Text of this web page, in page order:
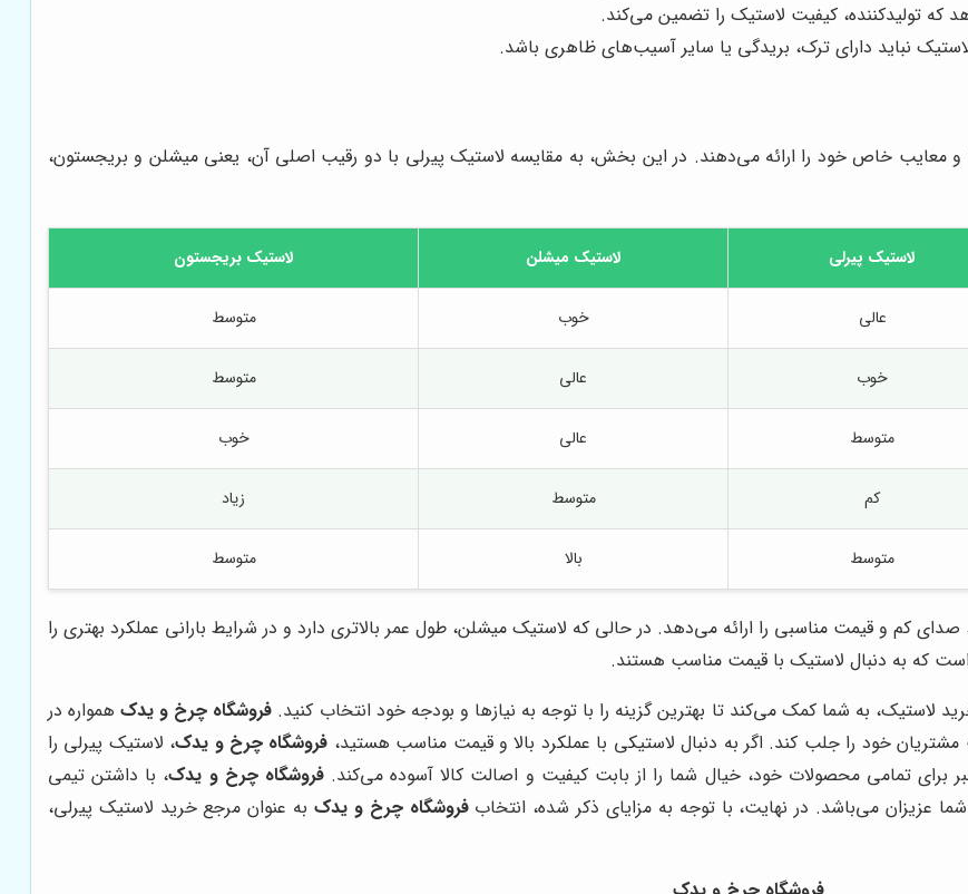
که تولیدکننده، کیفیت لاستیک را تضمین می‌کند.
نباید دارای ترک، بریدگی یا سایر آسیب‌های ظاهری باشد.
و معایب خاص خود را ارائه می‌دهند. در این بخش، به مقایسه لاستیک پیرلی با دو رقیب اصلی آن، یعنی میشلن و بریجستون،
لاستیک پیرلی لاستیک میشلن لاستیک بریجستون
عالی خوب متوسط
خوب عالی متوسط
متوسط عالی خوب
کم متوسط زیاد
متوسط بالا متوسط
کم و قیمت مناسبی را ارائه می‌دهد. در حالی که لاستیک میشلن، طول عمر بالاتری دارد و در شرایط بارانی عملکرد بهتری را
است که به دنبال لاستیک با قیمت مناسب هستند.
لاستیک، به شما کمک می‌کند تا بهترین گزینه را با توجه به نیازها و بودجه خود انتخاب کنید. فروشگاه چرخ و یدکهمواره در
خود را جلب کند. اگر به دنبال لاستیکی با عملکرد بالا و قیمت مناسب هستید، فروشگاه چرخ و یدک، لاستیک پیرلی را
برای تمامی محصولات خود، خیال شما را از بابت کیفیت و اصالت کالا آسوده می‌کند.فروشگاه چرخ و یدک، با داشتن تیمی
می‌باشد. در نهایت، با توجه به مزایای ذکر شده، انتخابفروشگاه چرخ و یدک به عنوان مرجع خرید لاستیک پیرلی،